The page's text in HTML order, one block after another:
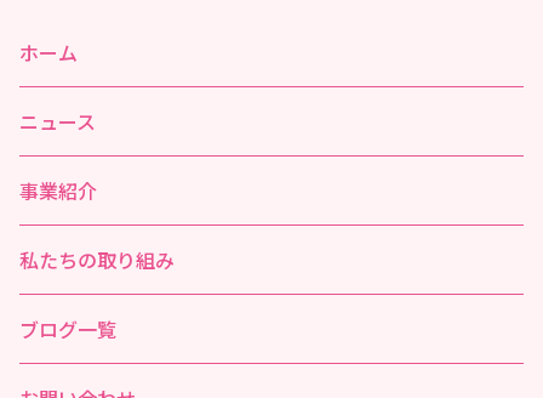
ホーム
ニュース
事業紹介
私たちの取り組み
ブログ一覧